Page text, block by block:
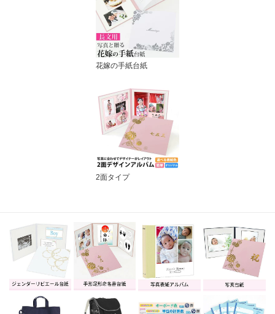
花嫁の手紙台紙
2面タイプ